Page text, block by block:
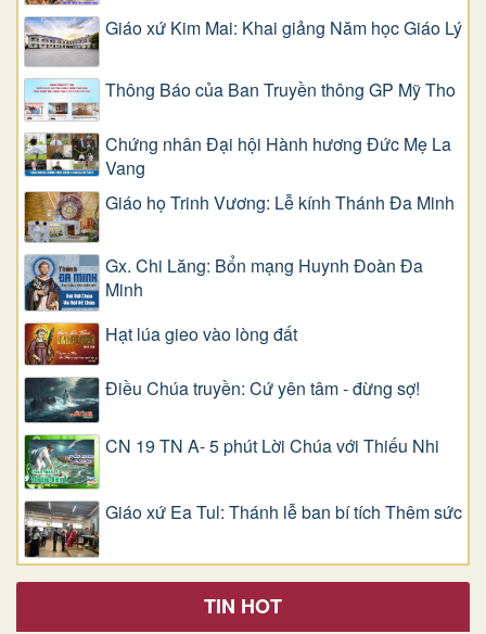
Giáo xứ Kim Mai: Khai giảng Năm học Giáo Lý
Thông Báo của Ban Truyền thông GP Mỹ Tho
Chứng nhân Đại hội Hành hương Đức Mẹ La
Vang
Giáo họ Trinh Vương: Lễ kính Thánh Đa Minh
Gx. Chi Lăng: Bổn mạng Huynh Đoàn Đa
Minh
Hạt lúa gieo vào lòng đất
Điều Chúa truyền: Cứ yên tâm - đừng sợ!
CN 19 TN A- 5 phút Lời Chúa với Thiếu Nhi
Giáo xứ Ea Tul: Thánh lễ ban bí tích Thêm sức
TIN HOT